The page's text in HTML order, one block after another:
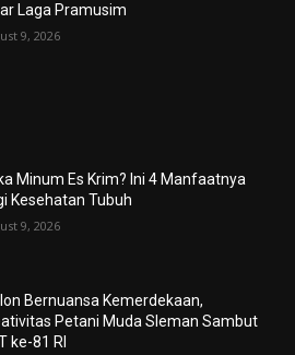
Laga Pramusim
9, 2026
Minum Es Krim? Ini 4 Manfaatnya
Kesehatan Tubuh
9, 2026
Bernuansa Kemerdekaan,
Petani Muda Sleman Sambut
ke-81 RI